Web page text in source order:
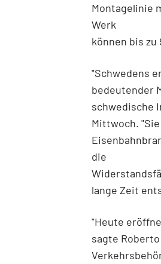
Montagelinie
Werk
können bis
"Schwedens
bedeutender
schwedische
Mittwoch.
die
lange Zeit
"Heute
sagte